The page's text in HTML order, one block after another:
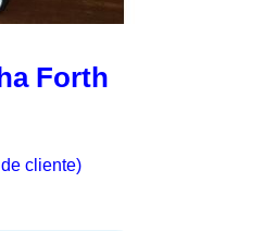
Forth
cliente)